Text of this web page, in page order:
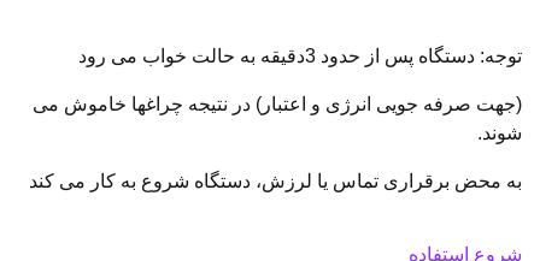
توجه: دستگاه پس از حدود 3دقیقه به حالت خواب می رود
(جهت صرفه جویی انرژی و اعتبار) در نتیجه چراغها خاموش می
شوند.
به محض برقراری تماس یا لرزش، دستگاه شروع به کار می کند
شروع استفاده